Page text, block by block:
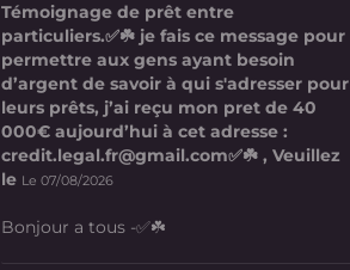
Témoignage de prêt entre
particuliers.✅☘️ je fais ce message pour
permettre aux gens ayant besoin
d’argent de savoir à qui s'adresser pour
leurs prêts, j’ai reçu mon pret de 40
000€ aujourd’hui à cet adresse :
credit.legal.fr@gmail.com✅☘️ , Veuillez
le Le 07/08/2026
Bonjour a tous -✅☘️